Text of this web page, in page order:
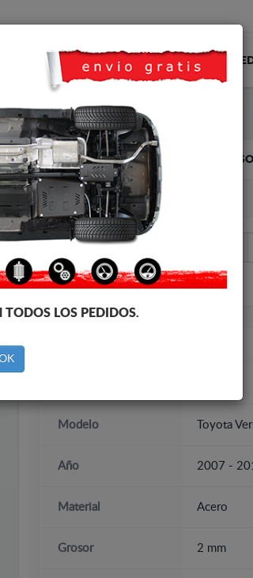
TRANSPORTE FEEDBACK
CUBRE CÁRTER METALICO TOYOTA VERSO
Código de producto: 26.166
162
IVA incl.
Modelo Toyota
Año 2007 -
Material Acero
Grosor 2 mm
TODOS LOS PEDIDOS.